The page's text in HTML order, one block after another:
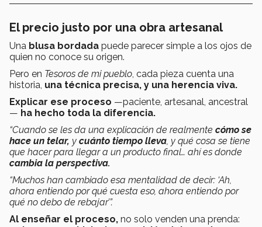
El precio justo por una obra artesanal
Una blusa bordada puede parecer simple a los ojos de
quien no conoce su origen.
Pero en Tesoros de mi pueblo, cada pieza cuenta una
historia, una técnica precisa, y una herencia viva.
Explicar ese proceso —paciente, artesanal, ancestral
— ha hecho toda la diferencia.
“Cuando se les da una explicación de realmente cómo se
hace un telar, y cuánto tiempo lleva, y qué cosa se tiene
que hacer para llegar a un producto final… ahí es donde
cambia la perspectiva.
“Muchos han cambiado esa mentalidad de decir: ‘Ah,
ahora entiendo por qué cuesta eso, ahora entiendo por
qué no debo de rebajar’”.
Al enseñar el proceso, no solo venden una prenda: